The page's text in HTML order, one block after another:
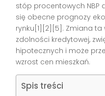
stóp procentowych NBP
się obecne prognozy
rynku[1][2][5]. Zmiana ta
zdolności kredytowej,
hipotecznych i może
wzrost cen mieszkań.
Spis treści